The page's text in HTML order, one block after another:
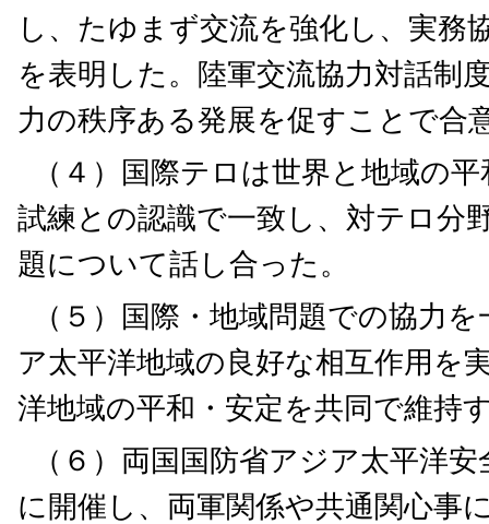
し、たゆまず交流を強化し、実務
を表明した。陸軍交流協力対話制
力の秩序ある発展を促すことで合
（４）国際テロは世界と地域の
試練との認識で一致し、対テロ分
題について話し合った。
（５）国際・地域問題での協力
ア太平洋地域の良好な相互作用を
洋地域の平和・安定を共同で維持
（６）両国国防省アジア太平洋
に開催し、両軍関係や共通関心事